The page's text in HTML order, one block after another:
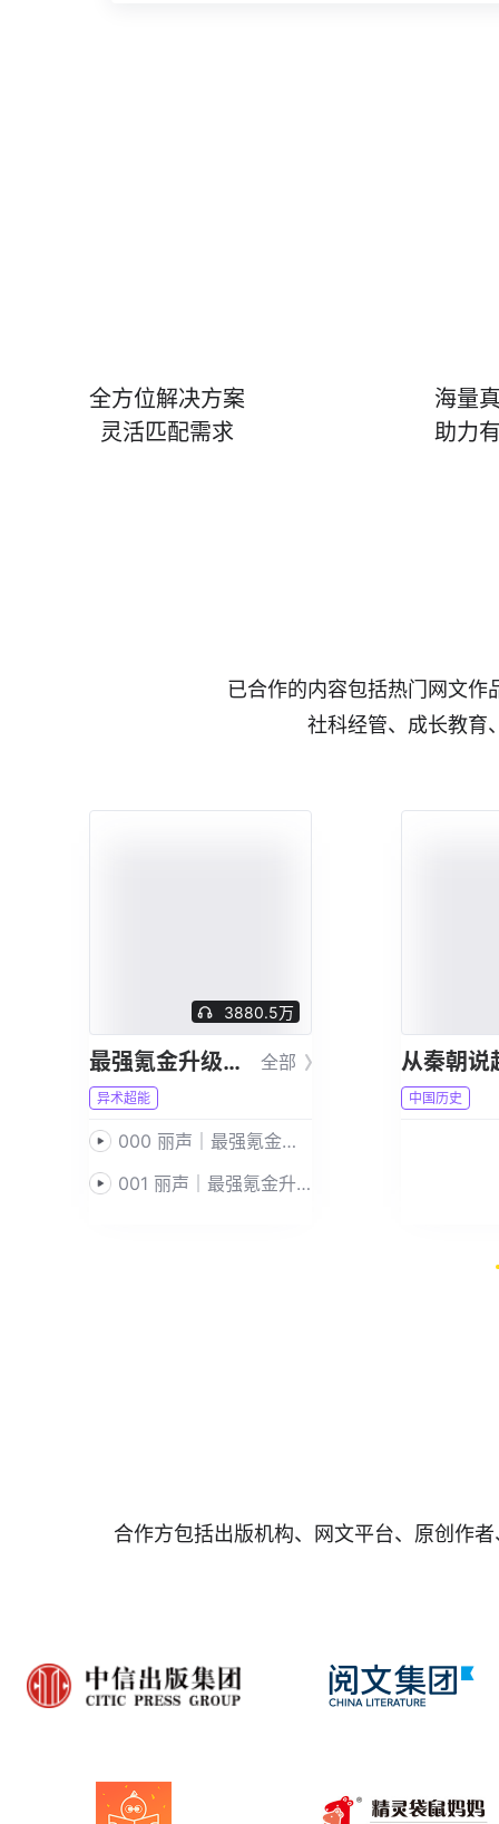
全方位解决方案
灵活匹配需求
海量
助力
已合作的内容包括热门网文作
社科经管、成长教育
3880.5万
最强氪金升级系统 全部
异术超能
000 丽声｜最强氪金升级系统｜片花
001 丽声｜最强氪金升级系统｜夏家小奴仆
中国历史
合作方包括出版机构、网文平台、原创作